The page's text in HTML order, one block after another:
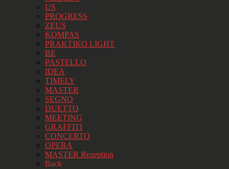
US
PROGRESS
ZEUS
KOMPAS
PRAKTIKO LIGHT
BE
PASTELLO
IDEA
TIMELY
MASTER
SEGNO
DUETTO
MEETING
GRAFFITI
CONCERTO
OPERA
MASTER Rezeption
Back